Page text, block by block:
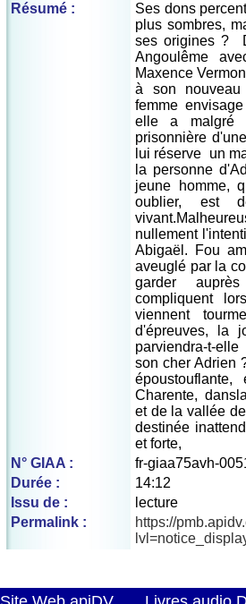
Résumé :
Ses dons
plus sombres,
ses origines ?
Angoulême
Maxence
à son
femme
elle a malgré
prisonnière
lui réserve un
la personne
jeune homme,
oublier, est
nullement
Abigaël. Fou
aveuglé par la
garder
compliquent
viennent
d'épreuves, la
parviendra-t-
son cher Adrien
Charente,
et de la vallée
destinée
et forte,
N° GIAA :
fr-giaa75avh-
Durée :
14:12
Issu de :
lecture
Permalink :
https://